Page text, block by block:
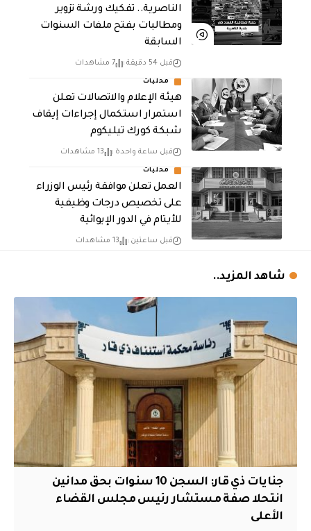
الناصرية.. تفكيك ورشة تزوير
ومطالبات بفتح ملفات السنوات
السابقة
قبل 54 دقيقة 7 مشاهدات
محليات
هيئة الإعلام والاتصالات تعلن
استمرار استكمال إجراءات إيقاف
شبكة كورك تيليكوم
قبل ساعة واحدة 13 مشاهدات
محليات
العمل تعلن موافقة رئيس الوزراء
على تخصيص درجات وظيفية
للأيتام في الدور الإيوائية
قبل ساعتين 13 مشاهدات
شاهد المزيد..
جنايات ذي قار: السجن 10 سنوات بحق مدانين
انتحلا صفة مستشار رئيس مجلس القضاء
الأعلى